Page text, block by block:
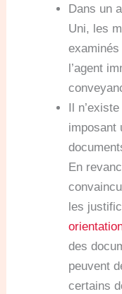
Dans un
Uni, les
examinés
l’agent
Il
imposant
En
les
des
peuvent
certains